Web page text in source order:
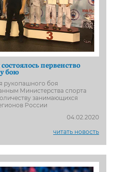
первенство
бою
рукопашного боя
Министерства спорта
занимающихся
России
04.02.2020
читать новость